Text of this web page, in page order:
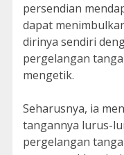
persendian
dapat
dirinya sendiri
pergelangan
mengetik.
Seharusnya, ia
tangannya lurus-
pergelangan